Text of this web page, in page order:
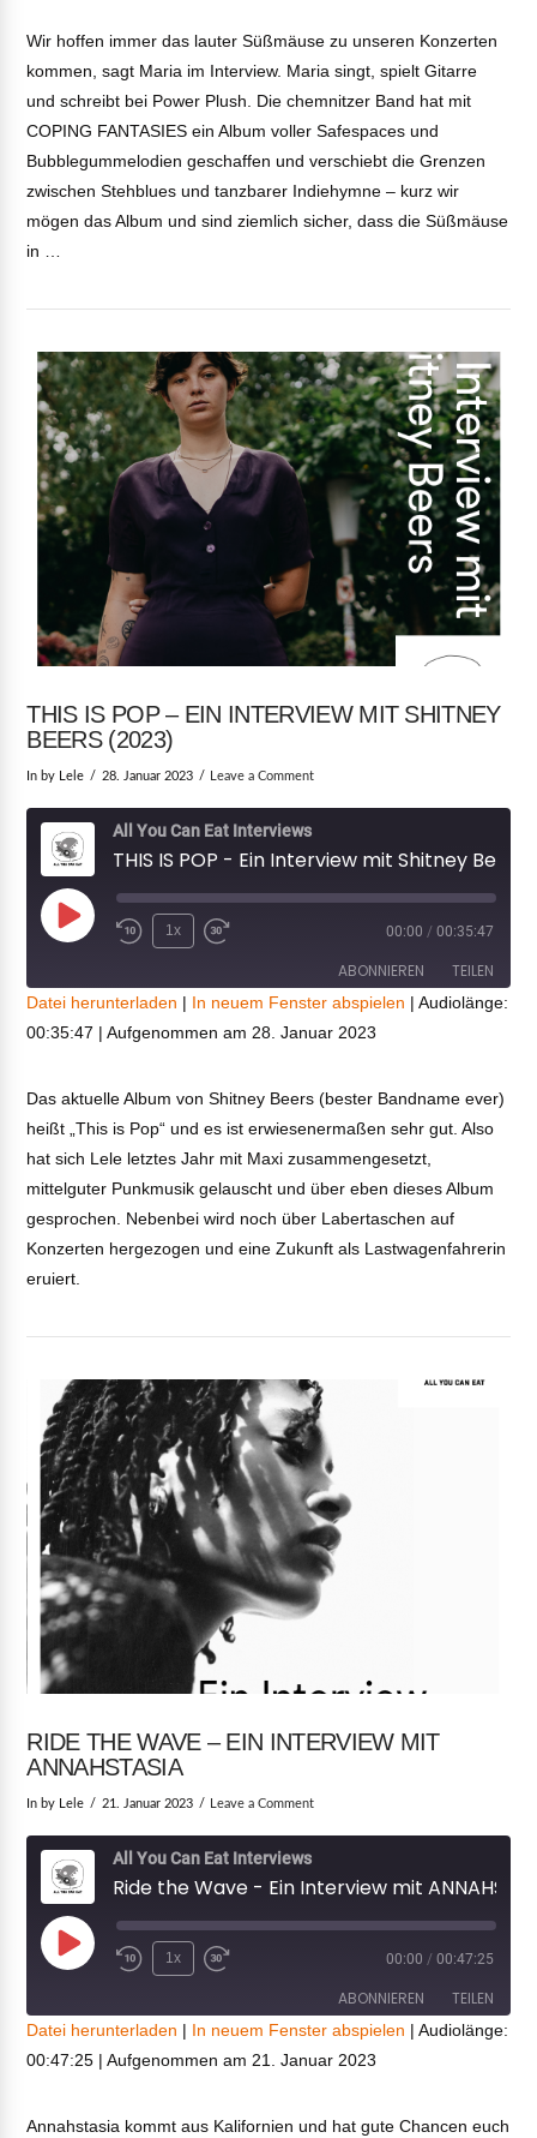
VIEW POST
LINK
EMBED
Wir hoffen immer das lauter Süßmäuse zu unseren Konzerten
kommen, sagt Maria im Interview. Maria singt, spielt Gitarre
und schreibt bei Power Plush. Die chemnitzer Band hat mit
COPING FANTASIES ein Album voller Safespaces und
Bubblegummelodien geschaffen und verschiebt die Grenzen
zwischen Stehblues und tanzbarer Indiehymne – kurz wir
mögen das Album und sind ziemlich sicher, dass die Süßmäuse
in …
VIEW POST
THIS IS POP – EIN INTERVIEW MIT SHITNEY
BEERS (2023)
In by Lele 28. Januar 2023 Leave a Comment
All You Can Eat Interviews
Play
1x 00:00 / 00:35:47
ABONNIEREN TEILEN
TEILEN
LINK
EMBED
Datei herunterladen | In neuem Fenster abspielen |Audiolänge:
00:35:47 |Aufgenommen am 28. Januar 2023
Das aktuelle Album von Shitney Beers (bester Bandname ever)
heißt „This is Pop“ und es ist erwiesenermaßen sehr gut. Also
hat sich Lele letztes Jahr mit Maxi zusammengesetzt,
mittelguter Punkmusik gelauscht und über eben dieses Album
gesprochen. Nebenbei wird noch über Labertaschen auf
Konzerten hergezogen und eine Zukunft als Lastwagenfahrerin
eruiert.
RIDE THE WAVE – EIN INTERVIEW MIT
ANNAHSTASIA
In by Lele 21. Januar 2023 Leave a Comment
All You Can Eat Interviews
Play
1x 00:00 / 00:47:25
ABONNIEREN TEILEN
TEILEN
LINK
Datei herunterladen | In neuem Fenster abspielen |Audiolänge:
00:47:25 |Aufgenommen am 21. Januar 2023
Annahstasia kommt aus Kalifornien und hat gute Chancen euch